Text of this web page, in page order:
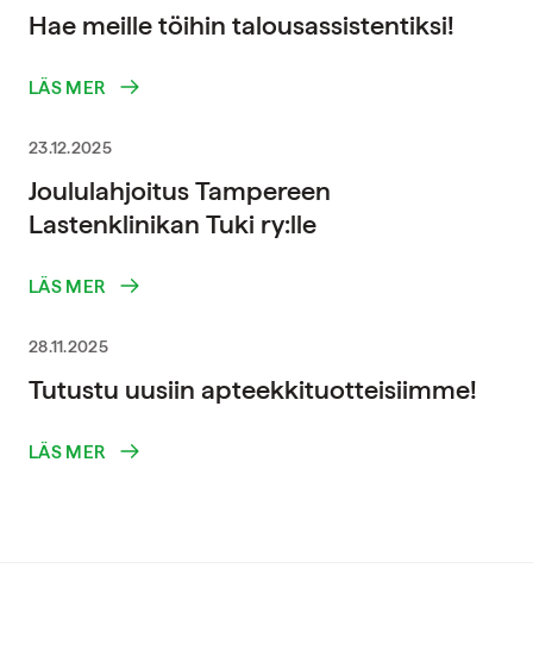
Hae meille töihin talousassistentiksi!
LÄS MER
23.12.2025
Joululahjoitus Tampereen
Lastenklinikan Tuki ry:lle
LÄS MER
28.11.2025
Tutustu uusiin apteekkituotteisiimme!
LÄS MER